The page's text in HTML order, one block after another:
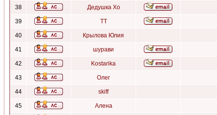
38 Дедушка Хо
39 ТТ
40 Крылова Юлия
41 шурави
42 Kostarika
43 Олег
44 skiff
45 Алена